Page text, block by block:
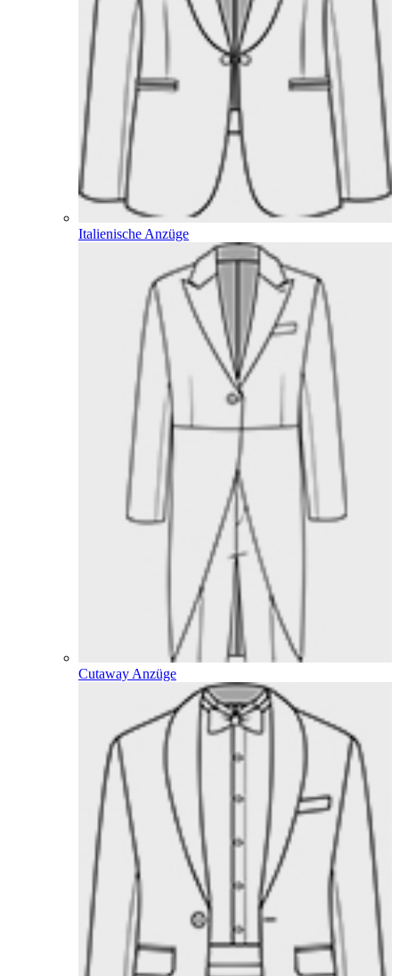
Italienische Anzüge
Cutaway Anzüge